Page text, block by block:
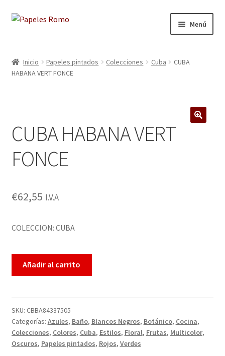
Ir
navegación
Ir
Menú
Aviso legal
Carrito
Colecciones
Finalizar compra
Mi cuenta
Política de cookies
Inicio Papeles pintados Colecciones Cuba
CUBA
HABANA VERT FONCE
CUBA HABANA VERT
FONCE
€62,55 I.V.A
COLECCION: CUBA
Añadir al carrito
SKU: CBBA84337505
Categorías: Azules, Baño, Blancos Negros, Botánico, Cocina,
Colecciones, Colores, Cuba, Estilos, Floral, Frutas, Multicolor,
Oscuros, Papeles pintados, Rojos, Verdes